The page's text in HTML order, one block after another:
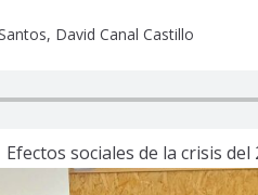
David Canal Castillo
Efectos sociales de la crisis del